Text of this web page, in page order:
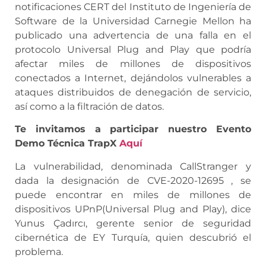
notificaciones CERT del Instituto de Ingeniería de
Software de la Universidad Carnegie Mellon ha
publicado una advertencia de una falla en el
protocolo Universal Plug and Play que podría
afectar miles de millones de dispositivos
conectados a Internet, dejándolos vulnerables a
ataques distribuidos de denegación de servicio,
así como a la filtración de datos.
Te invitamos a participar nuestro Evento
Demo Técnica TrapX Aquí
La vulnerabilidad, denominada CallStranger y
dada la designación de CVE-2020-12695 , se
puede encontrar en miles de millones de
dispositivos UPnP(Universal Plug and Play), dice
Yunus Çadırcı, gerente senior de seguridad
cibernética de EY Turquía, quien descubrió el
problema.